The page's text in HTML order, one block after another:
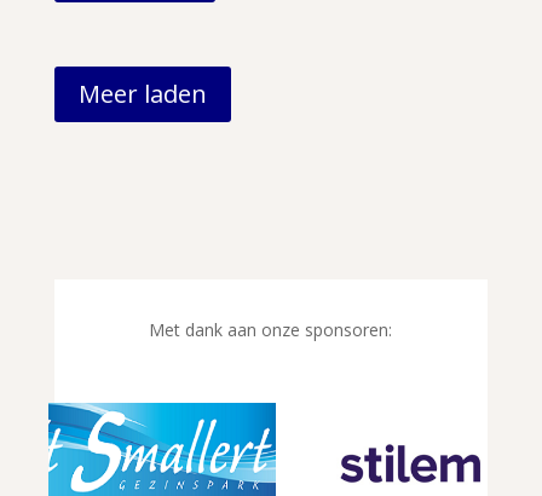
Meer laden
Met dank aan onze sponsoren: